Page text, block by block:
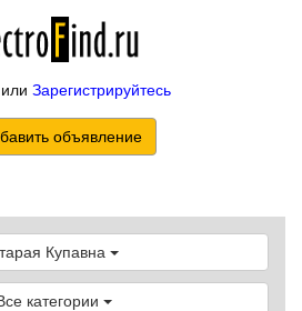
или Зарегистрируйтесь
объявление
Купавна
категории